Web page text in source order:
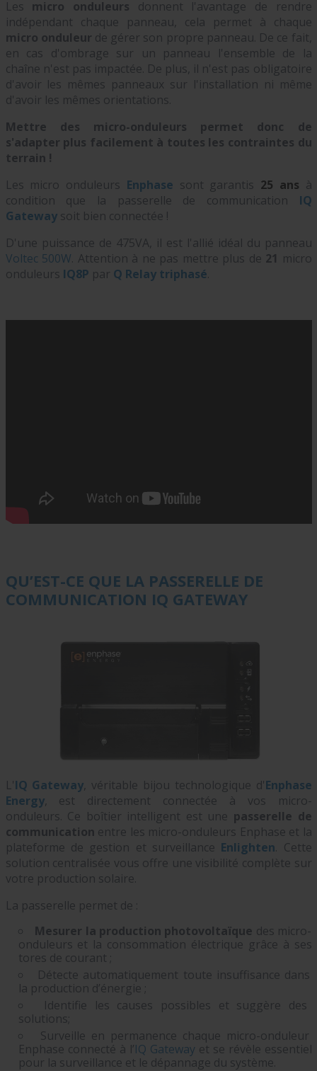
Les micro onduleurs donnent l'avantage de rendre
indépendant chaque panneau, cela permet à chaque
micro onduleur de gérer son propre panneau. De ce fait,
en cas d'ombrage sur un panneau l'ensemble de la
chaîne n'est pas impactée. De plus, il n'est pas obligatoire
d'avoir les mêmes panneaux sur l'installation ni même
d'avoir les mêmes orientations.
Mettre des micro-onduleurs permet donc de
s'adapter plus facilement à toutes les contraintes du
terrain !
Les micro onduleurs Enphase sont garantis 25 ans à
condition que la passerelle de communication IQ
Gatewaysoit bien connectée !
D'une puissance de 475VA, il est l'allié idéal du panneau
Voltec 500W. Attention à ne pas mettre plus de 21 micro
onduleurs IQ8P par Q Relay triphasé.
QU’EST-CE QUE LA PASSERELLE DE
COMMUNICATION IQ GATEWAY
L'IQ Gateway , véritable bijou technologique d'Enphase
Energy, est directement connectée à vos micro-
onduleurs. Ce boîtier intelligent est une passerelle de
communication entre les micro-onduleurs Enphase et la
plateforme de gestion et surveillance Enlighten. Cette
solution centralisée vous offre une visibilité complète sur
votre production solaire.
La passerelle permet de :
Mesurer la production photovoltaïque des micro-
onduleurs et la consommation électrique grâce à ses
tores de courant ;
Détecte automatiquement toute insuffisance dans
la production d’énergie ;
Identifie les causes possibles et suggère des
solutions;
Surveille en permanence chaque micro-onduleur
Enphase connecté à l’IQ Gateway et se révèle essentiel
pour la surveillance et le dépannage du système.